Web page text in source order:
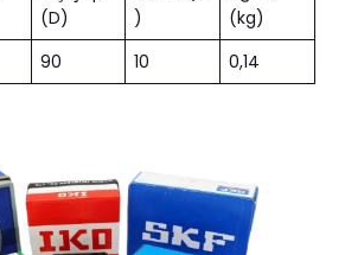
(D)
)
(kg)
90 10 0,14